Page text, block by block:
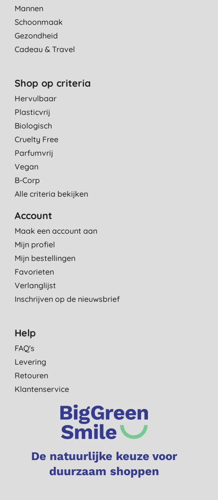
Mannen
Schoonmaak
Gezondheid
Cadeau & Travel
Shop op criteria
Hervulbaar
Plasticvrij
Biologisch
Cruelty Free
Parfumvrij
Vegan
B-Corp
Alle criteria bekijken
Account
Maak een account aan
Mijn profiel
Mijn bestellingen
Favorieten
Verlanglijst
Inschrijven op de nieuwsbrief
Help
FAQ's
Levering
Retouren
Klantenservice
De natuurlijke keuze voor
duurzaam shoppen